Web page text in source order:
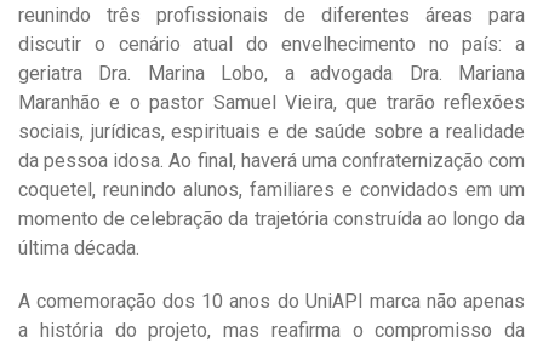
reunindo três profissionais de diferentes áreas para
discutir o cenário atual do envelhecimento no país: a
geriatra Dra. Marina Lobo, a advogada Dra. Mariana
Maranhão e o pastor Samuel Vieira, que trarão reflexões
sociais, jurídicas, espirituais e de saúde sobre a realidade
da pessoa idosa. Ao final, haverá uma confraternização com
coquetel, reunindo alunos, familiares e convidados em um
momento de celebração da trajetória construída ao longo da
última década.
A comemoração dos 10 anos do UniAPI marca não apenas
a história do projeto, mas reafirma o compromisso da